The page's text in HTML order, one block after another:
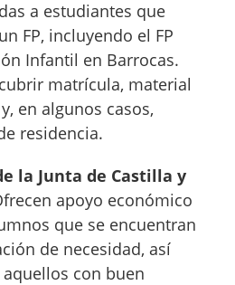
a estudiantes que
FP, incluyendo el FP
Infantil en Barrocas.
matrícula, material
en algunos casos,
residencia.
la Junta de Castilla y
apoyo económico
que se encuentran
de necesidad, así
con buen